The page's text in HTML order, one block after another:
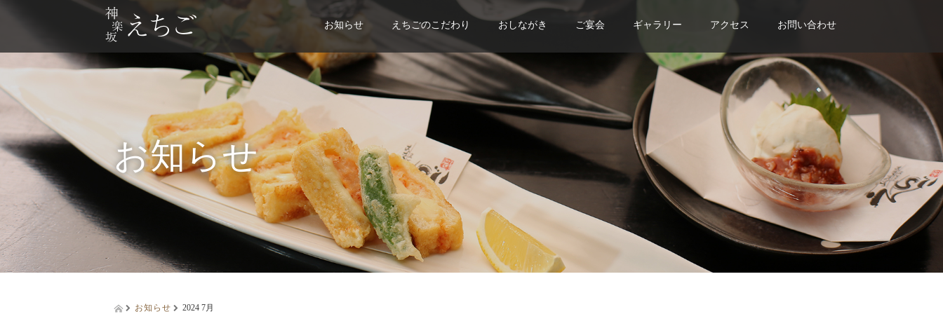
お知らせ えちごのこだわり おしながき ご宴会 ギャラリー アクセス お問い合わせ
お知らせ
お知らせ 2024 7月